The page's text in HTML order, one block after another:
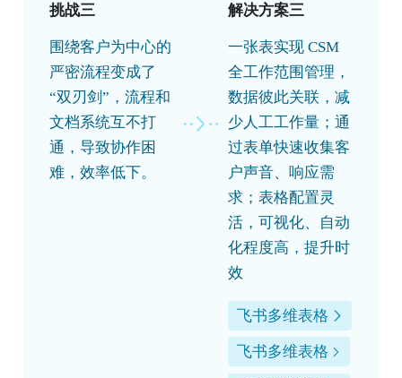
挑战三
围绕客户为中心的
严密流程变成了
“双刃剑”，流程和
文档系统互不打
通，导致协作困
难，效率低下。
解决方案三
一张表实现 CSM
全工作范围管理，
数据彼此关联，减
少人工工作量；通
过表单快速收集客
户声音、响应需
求；表格配置灵
活，可视化、自动
化程度高，提升时
效
飞书多维表格
飞书多维表格